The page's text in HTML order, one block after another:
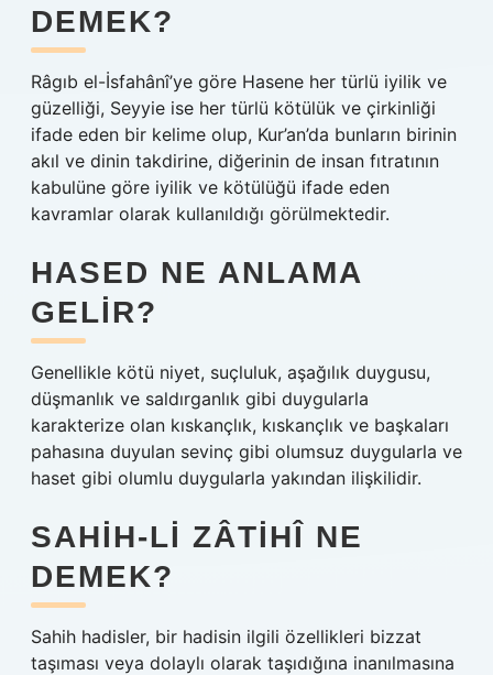
DEMEK?
Râgıb el-İsfahânî’ye göre Hasene her türlü iyilik ve
güzelliği, Seyyie ise her türlü kötülük ve çirkinliği
ifade eden bir kelime olup, Kur’an’da bunların birinin
akıl ve dinin takdirine, diğerinin de insan fıtratının
kabulüne göre iyilik ve kötülüğü ifade eden
kavramlar olarak kullanıldığı görülmektedir.
HASED NE ANLAMA
GELIR?
Genellikle kötü niyet, suçluluk, aşağılık duygusu,
düşmanlık ve saldırganlık gibi duygularla
karakterize olan kıskançlık, kıskançlık ve başkaları
pahasına duyulan sevinç gibi olumsuz duygularla ve
haset gibi olumlu duygularla yakından ilişkilidir.
SAHIH-LI ZÂTIHÎ NE
DEMEK?
Sahih hadisler, bir hadisin ilgili özellikleri bizzat
taşıması veya dolaylı olarak taşıdığına inanılmasına